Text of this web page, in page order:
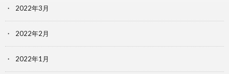
2022年3月
2022年2月
2022年1月